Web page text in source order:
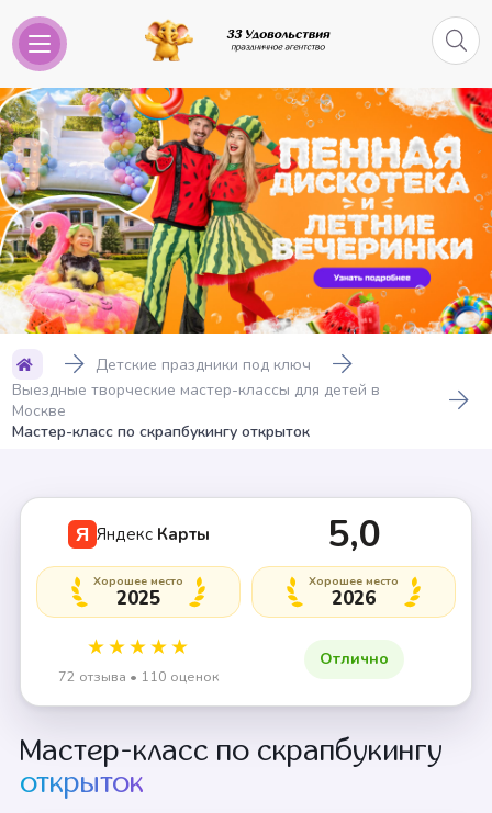
Детские праздники под ключ
Выездные творческие мастер-классы для детей в
Москве
Мастер-класс по скрапбукингу открыток
+1 смотреть
Я Яндекс Карты 5,0
★★★★★
72 отзыва • 110 оценок
Хорошее место
2025
Хорошее место
2026
Отлично
Мастер-класс по скрапбукингу
открыток